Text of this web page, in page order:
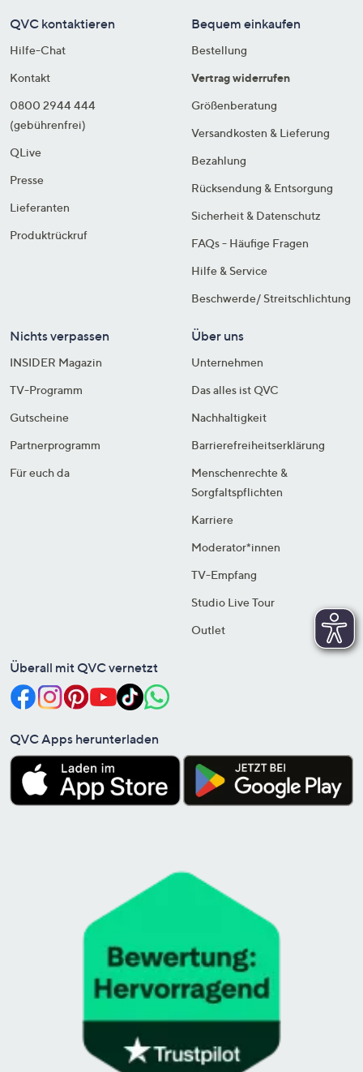
QVC kontaktieren
Hilfe-Chat
Kontakt
0800 2944 444
(gebührenfrei)
QLive
Presse
Lieferanten
Produktrückruf
Bequem einkaufen
Bestellung
Vertrag widerrufen
Größenberatung
Versandkosten & Lieferung
Bezahlung
Rücksendung & Entsorgung
Sicherheit & Datenschutz
FAQs - Häufige Fragen
Hilfe & Service
Beschwerde/ Streitschlichtung
Nichts verpassen
INSIDER Magazin
TV-Programm
Gutscheine
Partnerprogramm
Für euch da
Über uns
Unternehmen
Das alles ist QVC
Nachhaltigkeit
Barrierefreiheitserklärung
Menschenrechte &
Sorgfaltspflichten
Karriere
Moderator*innen
TV-Empfang
Studio Live Tour
Outlet
Überall mit QVC vernetzt
QVC Apps herunterladen